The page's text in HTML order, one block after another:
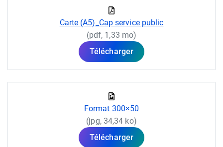
Carte (A5)_Cap service public
(pdf, 1,33 mo)
Télécharger
Format 300×50
(jpg, 34,34 ko)
Télécharger